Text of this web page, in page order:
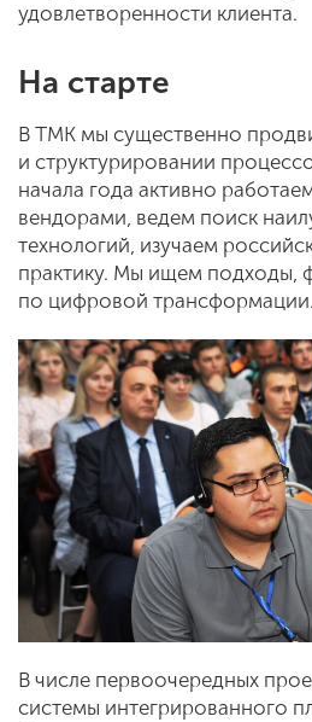
удовлетворенности клиента.
На старте
В ТМК мы существенно
и структурировании
начала года активно
вендорами, ведем поиск
технологий, изучаем
практику. Мы ищем подходы,
по цифровой трансформации.
В числе первоочередных
системы интегрированного